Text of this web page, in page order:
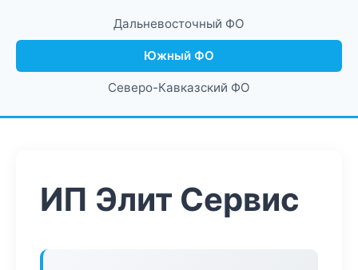
Дальневосточный ФО
Южный ФО
Северо-Кавказский ФО
ИП Элит Сервис